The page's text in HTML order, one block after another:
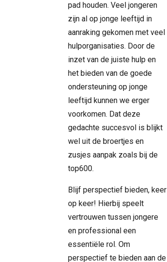
pad houden. Veel jongeren
zijn al op jonge leeftijd in
aanraking gekomen met veel
hulporganisaties. Door de
inzet van de juiste hulp en
het bieden van de goede
ondersteuning op jonge
leeftijd kunnen we erger
voorkomen. Dat deze
gedachte succesvol is blijkt
wel uit de broertjes en
zusjes aanpak zoals bij de
top600.
Blijf perspectief bieden, keer
op keer! Hierbij speelt
vertrouwen tussen jongere
en professional een
essentiële rol. Om
perspectief te bieden aan de